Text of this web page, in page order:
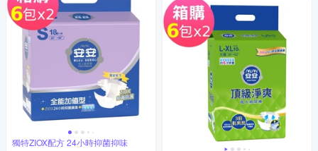
獨特ZIOX配方 24小時抑菌抑味